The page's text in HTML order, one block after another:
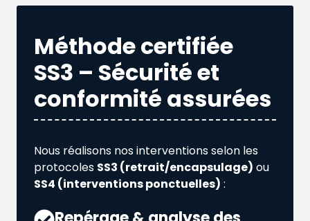
Méthode certifiée
SS3 – Sécurité et
conformité assurées
Nous réalisons nos interventions selon les
protocoles SS3 (retrait/encapsulage) ou
SS4 (interventions ponctuelles) :